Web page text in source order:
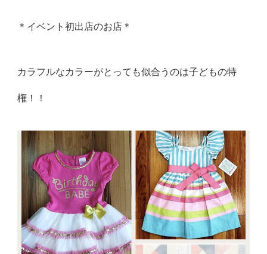
＊イベント初出店のお店＊
カラフルなカラーがとっても似合うのは子どもの特
権！！